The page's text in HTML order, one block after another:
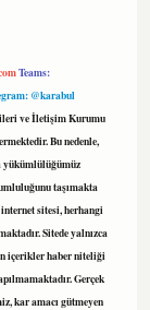
Teams:
@karabul
ve İletişim Kurumu
Bu nedenle,
yükümlülüğümüz
taşımakta
sitesi, herhangi
Sitede yalnızca
içerikler haber niteliği
Gerçek
kar amacı gütmeyen